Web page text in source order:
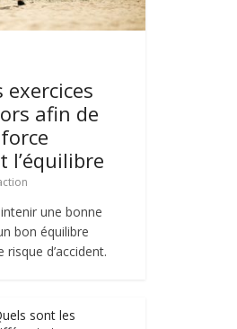
exercices
afin de
l’équilibre
une bonne
bon équilibre
d’accident.
sont les